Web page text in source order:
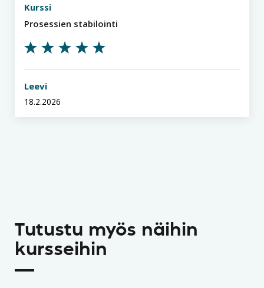
Kurssi
Prosessien stabilointi
Leevi
18.2.2026
Tutustu myös näihin
kursseihin